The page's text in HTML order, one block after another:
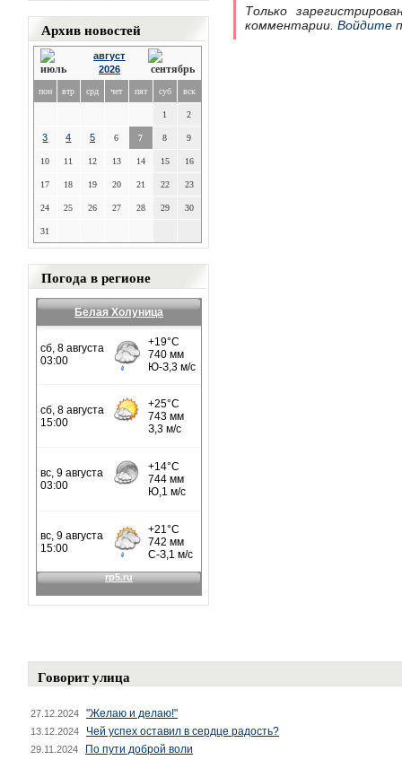
Архив новостей
август
2026
пон втр срд чет пят суб вск
1 2
3 4 5 6 7 8 9
10 11 12 13 14 15 16
17 18 19 20 21 22 23
24 25 26 27 28 29 30
31
Погода в регионе
Белая Холуница
Только
комментарии. Войдите
Говорит улица
27.12.2024 "Желаю и делаю!"
13.12.2024 Чей успех оставил в сердце радость?
29.11.2024 По пути доброй воли